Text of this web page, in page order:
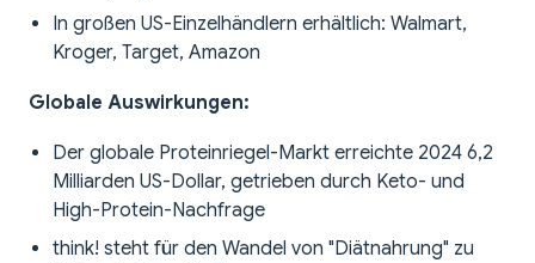
In großen US-Einzelhändlern erhältlich: Walmart,
Kroger, Target, Amazon
Globale Auswirkungen:
Der globale Proteinriegel-Markt erreichte 2024 6,2
Milliarden US-Dollar, getrieben durch Keto- und
High-Protein-Nachfrage
think! steht für den Wandel von "Diätnahrung" zu